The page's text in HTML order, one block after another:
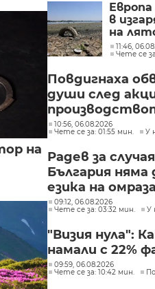
на
в
на
се11:46,
Чете се
Повдигнаха
души след
10:56, 06.08.2026
Чете се за: 01:55 мин.
У
Радев за
България няма
езика на
09:12, 06.08.2026
Чете се за: 03:32 мин.
У
"Визия нула":
намали с 22%
09:59, 06.08.2026
Чете се за: 10:42 мин.